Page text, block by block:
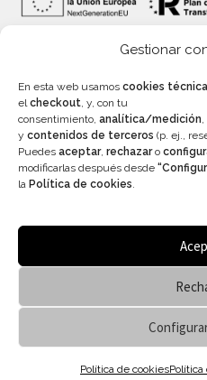
Gestionar
En esta web usamos cookies
elcheckout, y, con tu
consentimiento, analítica/medición,
y contenidos de terceros (p. ej.,
Puedes aceptar, rechazaro
modificarlas después desde
la Política de cookies.
Política de cookiesPolítica
INFORMACIÓN
Precios con IVA incluído –
tipográfico
Aviso legal–Política de
© Vanitas Espai - Tienda
.